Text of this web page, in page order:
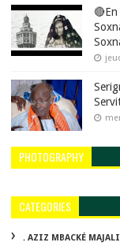
🔴En
PHOTOGRAPHY
CATEGORIES
. AZIZ MBACKÉ